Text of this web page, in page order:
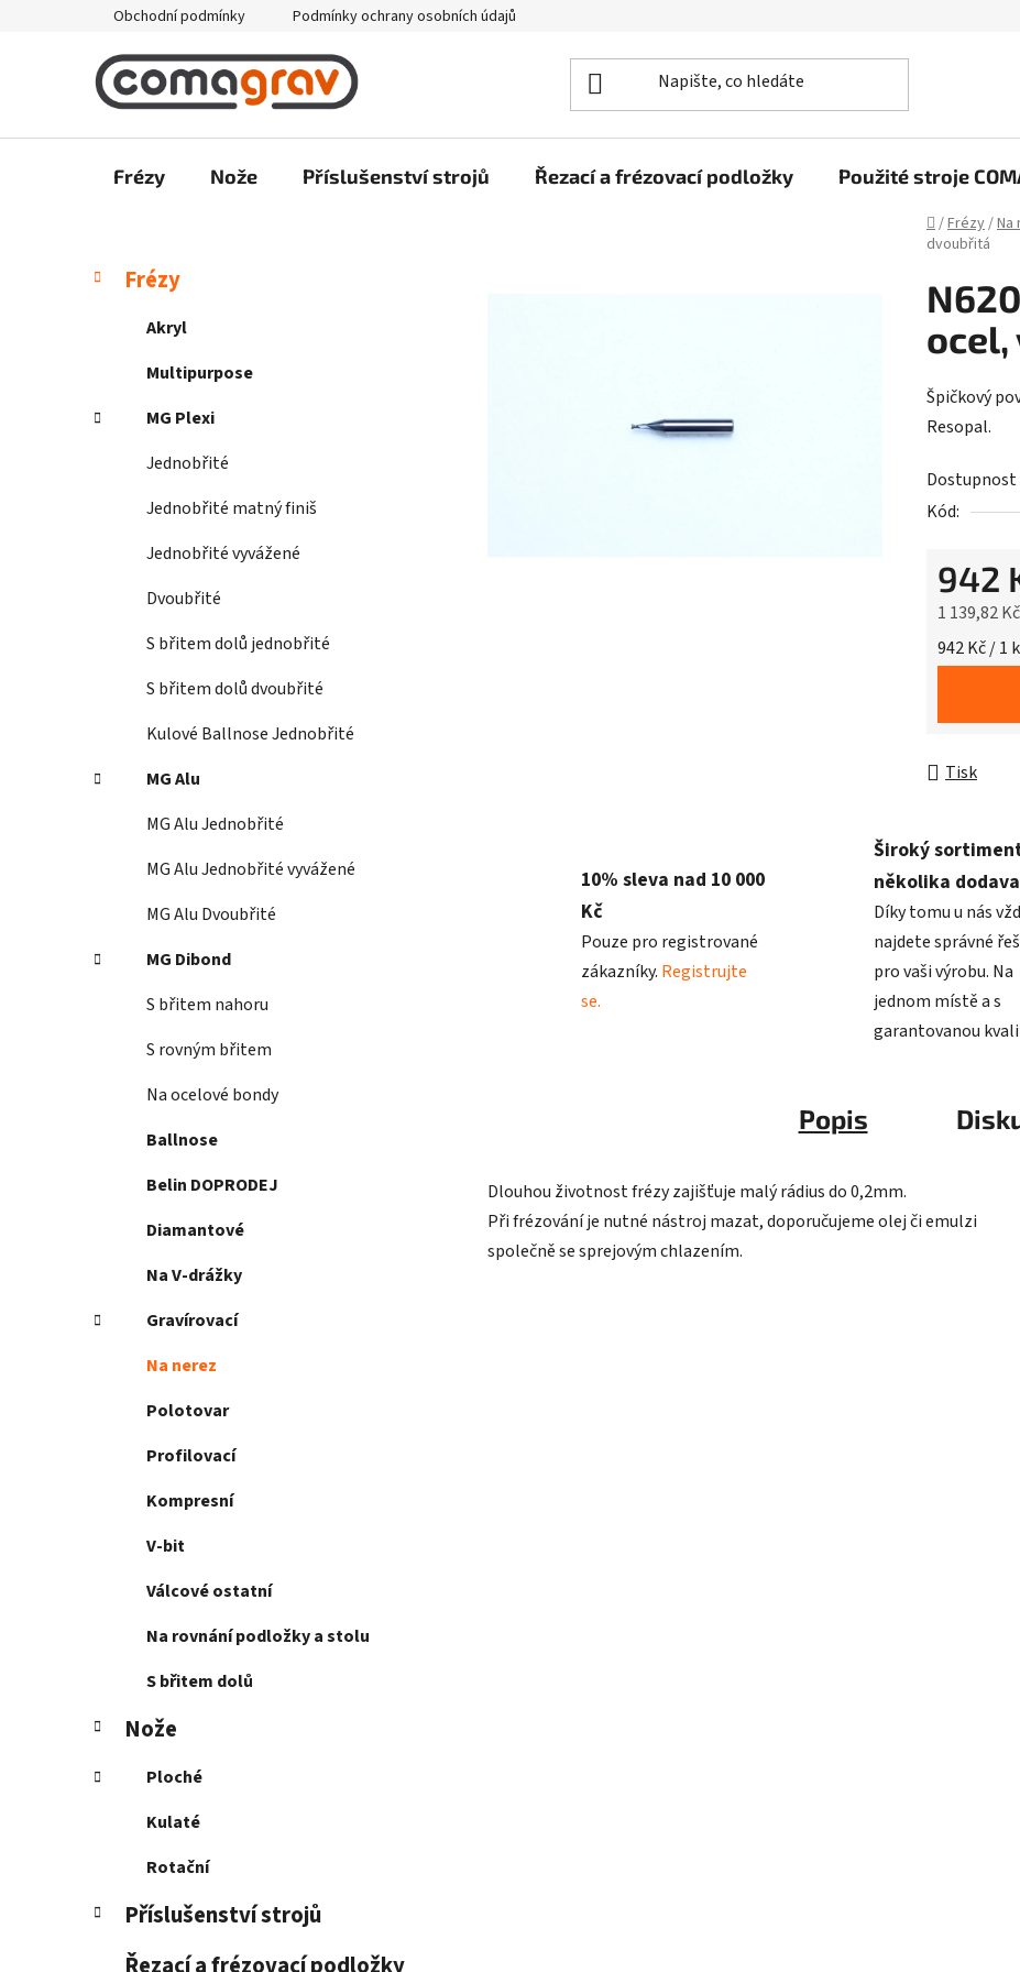
Obchodní podmínky Podmínky ochrany osobních údajů
Frézy Nože Příslušenství strojů Řezací a frézovací podložky Použité stroje
Domů
/Frézy/Na
dvoubřitá
P
a
Přeskočit
kategorie
K
a
r
Frézy
Akryl
Multipurpose
MG Plexi
Jednobřité
Jednobřité matný finiš
Jednobřité vyvážené
Dvoubřité
S břitem dolů jednobřité
S břitem dolů dvoubřité
Kulové Ballnose Jednobřité
MG Alu
MG Alu Jednobřité
MG Alu Jednobřité vyvážené
MG Alu Dvoubřité
MG Dibond
S břitem nahoru
S rovným břitem
Na ocelové bondy
Ballnose
Belin DOPRODEJ
Diamantové
Na V-drážky
Gravírovací
Na nerez
Polotovar
Profilovací
Kompresní
V-bit
Válcové ostatní
Na rovnání podložky a stolu
S břitem dolů
Nože
Ploché
Kulaté
Rotační
Příslušenství strojů
Špičkový
Resopal.
Dostupnost
Kód:
942
1 139,82
Měrná
942 Kč / 1
Tisk
10% sleva nad 10 000
Kč
Pouze pro registrované
zákazníky. Registrujte
se.
Široký
několika
Díky tomu u nás
najdete správné
pro vaši výrobu. Na
jednom místě a s
garantovanou
Popis
Dlouhou životnost frézy zajišťuje malý rádius do 0,2mm.
Při frézování je nutné nástroj mazat, doporučujeme olej či emulzi
společně se sprejovým chlazením.